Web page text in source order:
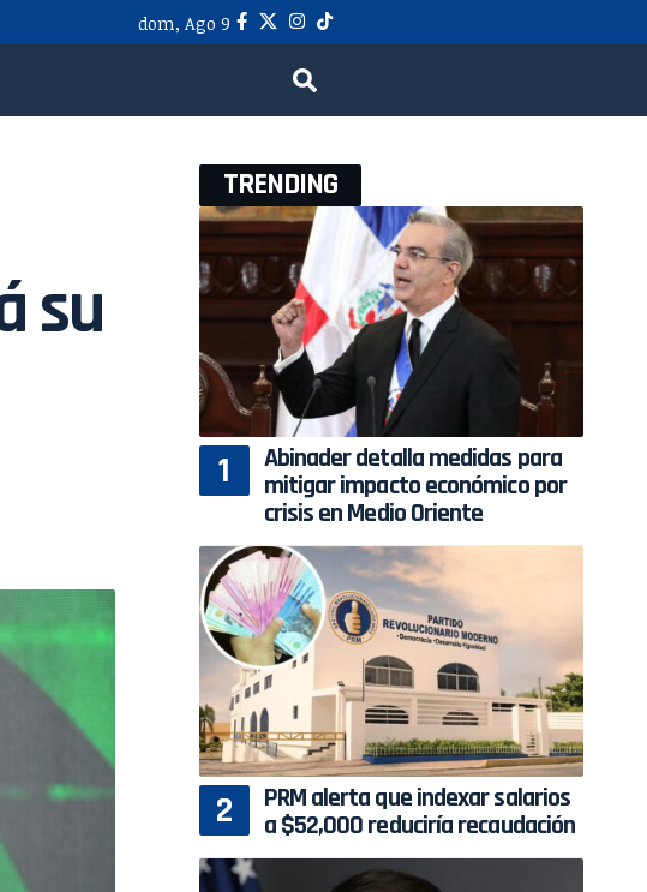
dom, Ago 9
su
TRENDING
Abinader detalla medidas para
mitigar impacto económico por
crisis en Medio Oriente
PRM alerta que indexar salarios
a $52,000 reduciría recaudación